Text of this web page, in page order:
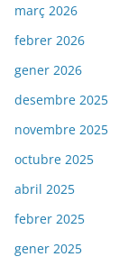
març 2026
febrer 2026
gener 2026
desembre 2025
novembre 2025
octubre 2025
abril 2025
febrer 2025
gener 2025